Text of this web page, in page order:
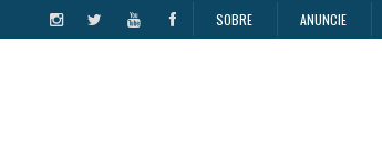
SOBRE ANUNCIE